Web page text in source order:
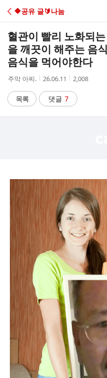
C
A
🔶️공유 글🔰나눔
혈관이 빨리 노화되
을 깨끗이 해주는 음
음식을 먹어야한다
작
자
주막 아찌.
작
시
26.06.11
조
수
2,008
목록 댓글 7